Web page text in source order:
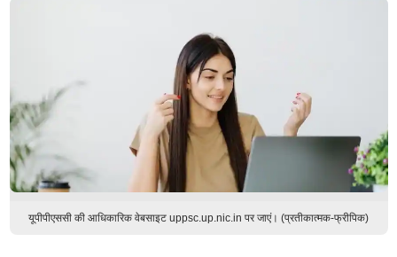
यूपीपीएससी की आधिकारिक वेबसाइट uppsc.up.nic.in पर जाएं। (प्रतीकात्मक-फ्रीपिक)